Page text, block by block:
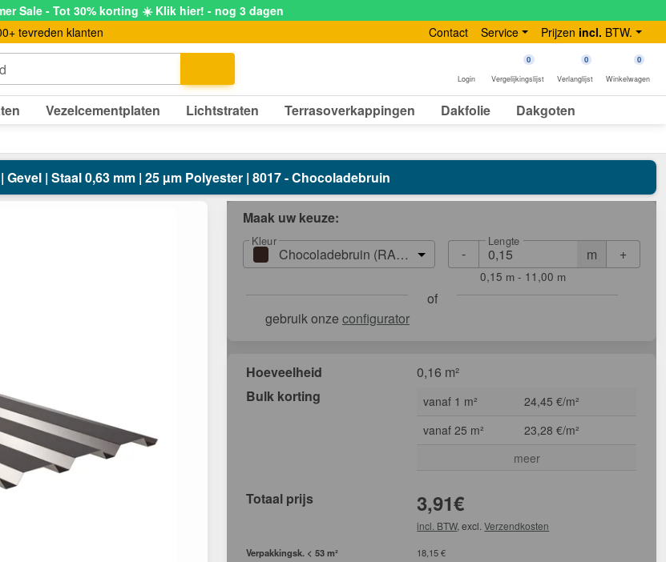
Sale - Tot 30% korting ☀️ Klik hier! - nog 3 dagen
tevreden klanten Contact Service Prijzen incl. BTW.
Login
0
Vergelijkingslijst
0
Verlanglijst
0
Winkelwagen
Vezelcementplaten Lichtstraten Terrasoverkappingen Dakfolie Dakgoten
Gevel | Staal 0,63 mm | 25 µm Polyester | 8017 - Chocoladebruin
Maak uw keuze:
Kleur
Chocoladebruin (RAL 8017) - m
Lengte
+
0,15 m - 11,00 m
of
gebruik onze configurator
Hoeveelheid
0,16 m²
Bulk korting
vanaf 1 m²
24,45 €/m²
vanaf 25 m²
23,28 €/m²
meer
Totaal prijs 3,91€
incl. BTW, excl.Verzendkosten
Verpakkingsk. < 53 m² 18,15 €